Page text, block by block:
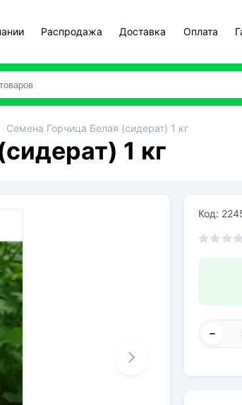
Распродажа Доставка Оплата
Семена Горчица Белая (сидерат) 1 кг
1 кг
Код: